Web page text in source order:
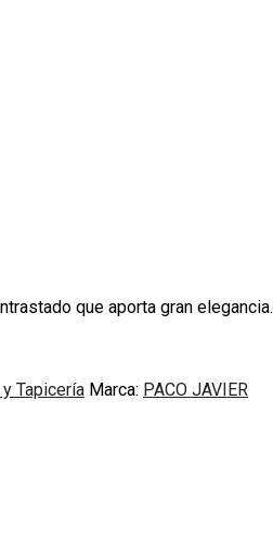
que aporta gran elegancia.
Tapicería Marca: PACO JAVIER